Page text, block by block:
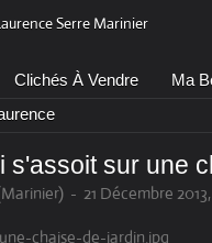
Serre Marinier
Clichés À Vendre Ma
s'assoit sur une
- 21 Décembre